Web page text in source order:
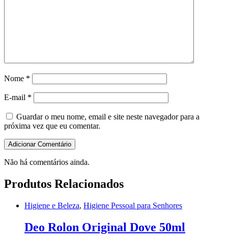
Nome *
E-mail *
Guardar o meu nome, email e site neste navegador para a
próxima vez que eu comentar.
Não há comentários ainda.
Produtos Relacionados
Higiene e Beleza, Higiene Pessoal para Senhores
Deo Rolon Original Dove 50ml